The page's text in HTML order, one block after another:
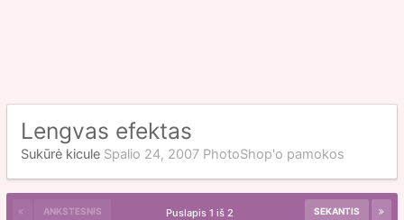
Lengvas efektas
Sukūrė kicule Spalio 24, 2007 PhotoShop'o pamokos
ANKSTESNIS SEKANTIS
Puslapis 1 iš 2